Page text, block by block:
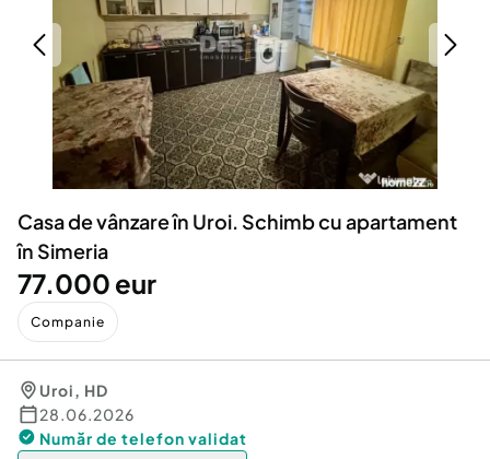
Servicii
Animale de companie
Afaceri și echipamente profesionale
Inchiriere Bunuri si Vehicule
Utilaje agricole si industriale
Piese auto si accesorii
Dacia Duster
Casa de vânzare în Uroi. Schimb cu apartament
în Simeria
77.000 eur
Companie
Uroi, HD
28.06.2026
Număr de telefon validat